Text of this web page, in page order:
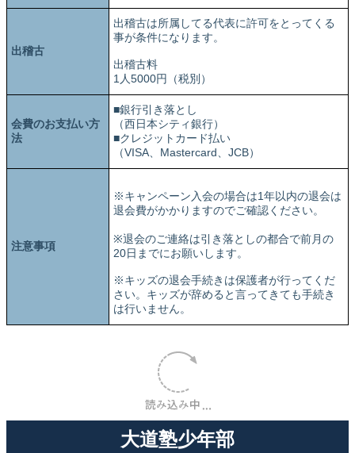
出稽古
出稽古は所属してる代表に許可をとってくる
事が条件になります。
出稽古料
1人5000円（税別）
会費のお支払い方
法
■銀行引き落とし
（西日本シティ銀行）
■クレジットカード払い
（VISA、Mastercard、JCB）
注意事項
※キャンペーン入会の場合は1年以内の退会は
退会費がかかりますのでご確認ください。
※退会のご連絡は引き落としの都合で前月の
20日までにお願いします。
※キッズの退会手続きは保護者が行ってくだ
さい。キッズが辞めると言ってきても手続き
は行いません。
大道塾少年部